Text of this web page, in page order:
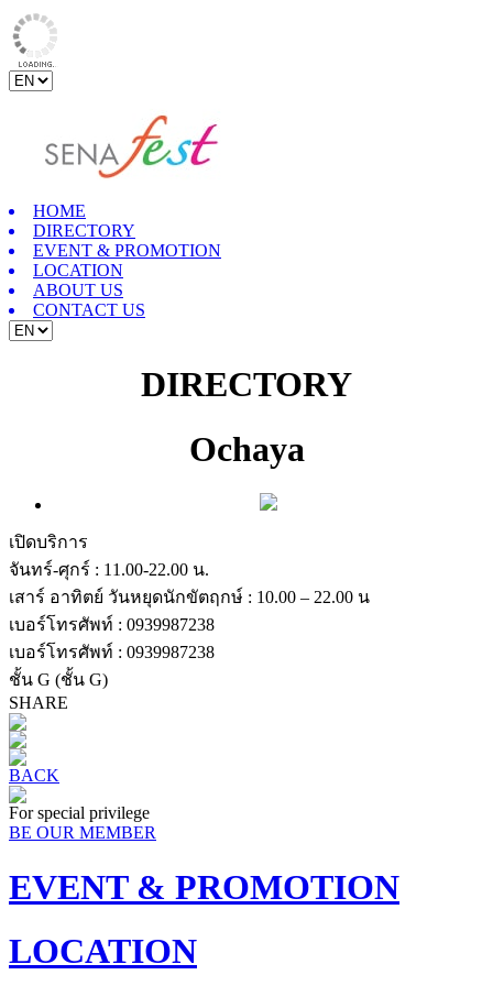
HOME
DIRECTORY
EVENT & PROMOTION
LOCATION
ABOUT US
CONTACT US
DIRECTORY
Ochaya
เปิดบริการ
จันทร์-ศุกร์ : 11.00-22.00 น.
เสาร์ อาทิตย์ วันหยุดนักขัตฤกษ์ : 10.00 – 22.00 น
เบอร์โทรศัพท์ : 0939987238
เบอร์โทรศัพท์ : 0939987238
ชั้น G (ชั้น G)
SHARE
BACK
For special privilege
BE OUR MEMBER
EVENT & PROMOTION
LOCATION